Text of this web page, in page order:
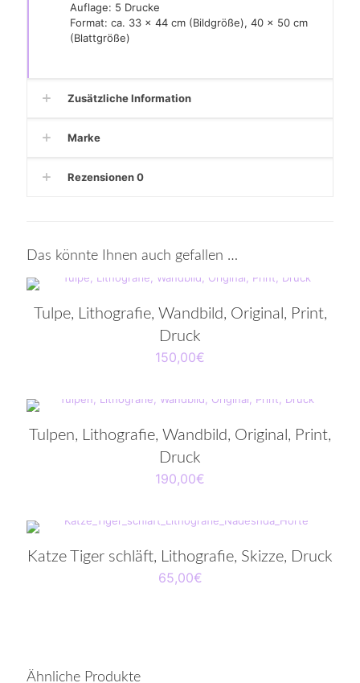
Auflage: 5 Drucke
Format: ca. 33 x 44 cm (Bildgröße), 40 x 50 cm
(Blattgröße)
Zusätzliche Information
Marke
Rezensionen0
Das könnte Ihnen auch gefallen …
Tulpe, Lithografie, Wandbild, Original, Print,
Druck
150,00€
Tulpen, Lithografie, Wandbild, Original, Print,
Druck
190,00€
Katze Tiger schläft, Lithografie, Skizze, Druck
65,00€
Ähnliche Produkte